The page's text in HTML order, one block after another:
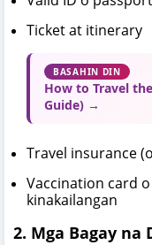
Ticket at itinerary
BASAHIN DIN
How to Travel
Guide) →
Travel insurance
Vaccination card
kinakailangan
2. Mga Bagay na